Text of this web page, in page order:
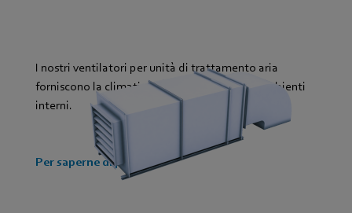
I nostri ventilatori per unità di trattamento aria
forniscono la climatizzazione ideale per gli ambienti
interni.
Per saperne di più